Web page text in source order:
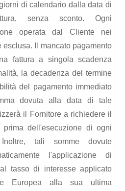
di calendario dalla data di
senza sconto. Ogni
operata dal Cliente nei
esclusa. Il mancato pagamento
fattura a singola scadenza
la decadenza del termine
del pagamento immediato
dovuta alla data di tale
il Fornitore a richiedere il
prima dell'esecuzione di ogni
tali somme dovute
l'applicazione di
tasso di interesse applicato
Europea alla sua ultima